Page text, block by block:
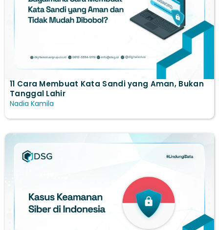
11 Cara Membuat Kata Sandi yang Aman, Bukan
Tanggal Lahir
Nadia Kamila